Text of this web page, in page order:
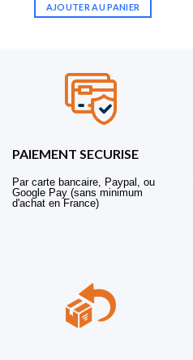
AJOUTER AU PANIER
PAIEMENT SECURISE
Par carte bancaire, Paypal, ou
Google Pay (sans minimum
d'achat en France)